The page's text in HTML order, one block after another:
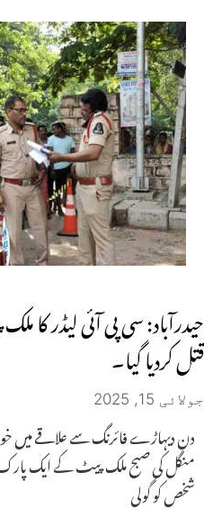
حیدرآباد: سی پی آئی لیڈر کا
قتل کردیا گیا۔
جولائی 15, 2025
دن دیہاڑے فائرنگ سے علاقے میں
منگل کی صبح ملک پیٹ کے ایک
شخص کو گولی